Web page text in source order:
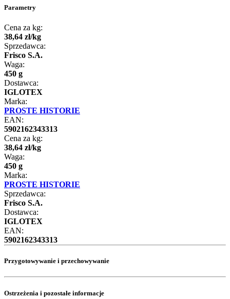
Parametry
Cena za kg:
38,64 zł/kg
Sprzedawca:
Frisco S.A.
Waga:
450 g
Dostawca:
IGLOTEX
Marka:
PROSTE HISTORIE
EAN:
5902162343313
Cena za kg:
38,64 zł/kg
Waga:
450 g
Marka:
PROSTE HISTORIE
Sprzedawca:
Frisco S.A.
Dostawca:
IGLOTEX
EAN:
5902162343313
Przygotowywanie i przechowywanie
Ostrzeżenia i pozostałe informacje